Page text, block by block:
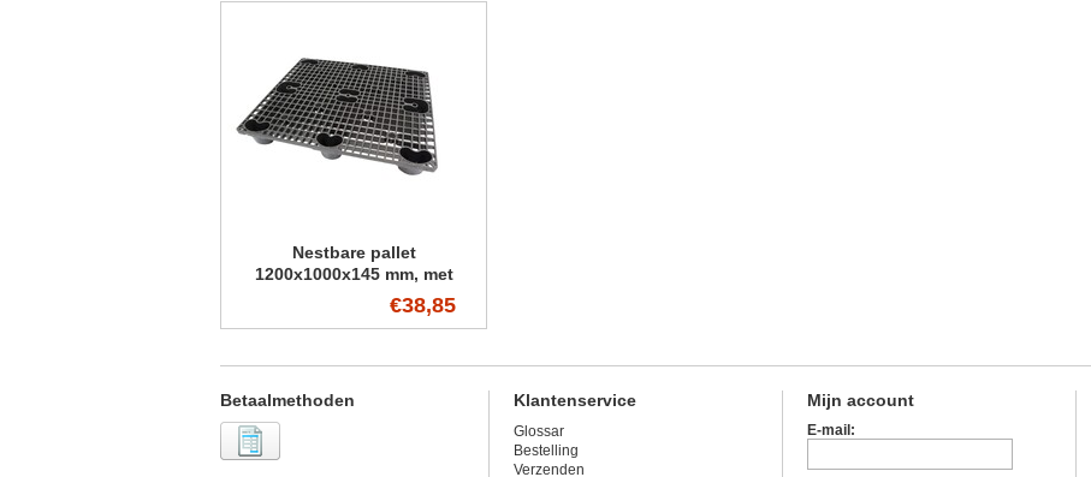
Nestbare pallet
1200x1000x145 mm, met
versterkte poten€38,85
Betaalmethoden Klantenservice
Glossar
Bestelling
Verzenden
Mijn account
E-mail: